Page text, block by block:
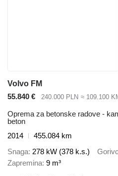
Volvo FM
55.840 €
240.000 PLN ≈ 109.100
Oprema za betonske radove -
beton
2014
455.084 km
Snaga 278 kW (378 k.s.)
Zapremina 9 m³